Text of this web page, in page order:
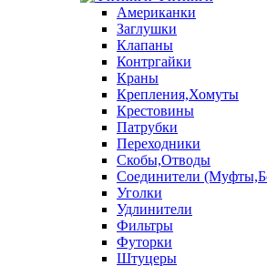
Американки
Заглушки
Клапаны
Контргайки
Краны
Крепления,Хомуты
Крестовины
Патрубки
Переходники
Скобы,Отводы
Соединители
Уголки
Удлинители
Фильтры
Футорки
Штуцеры